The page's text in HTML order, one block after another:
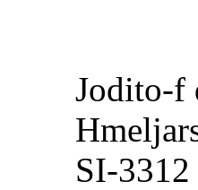
Jodito-f
SI-